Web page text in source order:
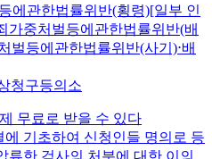
에관한법률위반(횡령)[일부 인
가중처벌등에관한법률위반(배
벌등에관한법률위반(사기)⋅배
청구등의소
무료로 받을 수 있다
기초하여 신청인들 명의로 등
류한 검사의 처분에 대한 이의